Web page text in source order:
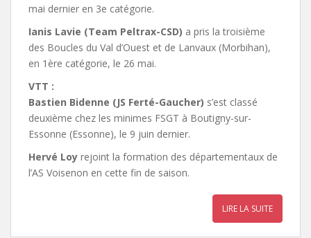
mai dernier en 3e catégorie.
Ianis Lavie (Team Peltrax-CSD) a pris la troisième
des Boucles du Val d’Ouest et de Lanvaux (Morbihan),
en 1ère catégorie, le 26 mai.
VTT :
Bastien Bidenne (JS Ferté-Gaucher) s’est classé
deuxième chez les minimes FSGT à Boutigny-sur-
Essonne (Essonne), le 9 juin dernier.
Hervé Loy rejoint la formation des départementaux de
l’AS Voisenon en cette fin de saison.
LIRE LA SUITE